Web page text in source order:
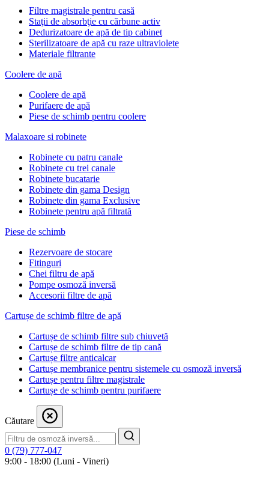
Filtre magistrale pentru casă
Staţii de absorbţie cu cărbune activ
Dedurizatoare de apă de tip cabinet
Sterilizatoare de apă cu raze ultraviolete
Materiale filtrante
Coolere de apă
Сoolere de apă
Purifaere de apă
Piese de schimb pentru coolere
Malaxoare si robinete
Robinete cu patru canale
Robinete cu trei canale
Robinete bucatarie
Robinete din gama Design
Robinete din gama Exclusive
Robinete pentru apă filtrată
Piese de schimb
Rezervoare de stocare
Fitinguri
Chei filtru de apă
Pompe osmoză inversă
Accesorii filtre de apă
Cartușe de schimb filtre de apă
Cartușe de schimb filtre sub chiuvetă
Cartușe de schimb filtre de tip cană
Cartușe filtre anticalcar
Cartușe membranice pentru sistemele cu osmoză inversă
Cartușe pentru filtre magistrale
Cartușe de schimb pentru purifaere
Căutare
0 (79) 777-047
9:00 - 18:00 (Luni - Vineri)